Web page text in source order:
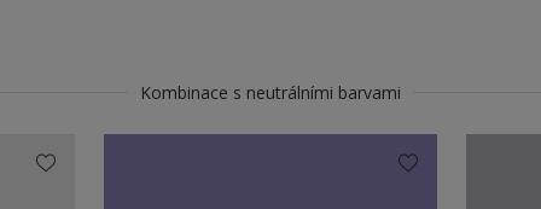
Kombinace s neutrálními barvami